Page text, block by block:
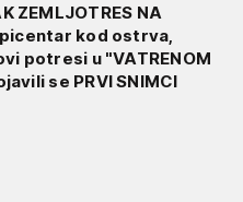
ZEMLJOTRES NA
kod ostrva,
potresi u "VATRENOM
se PRVI SNIMCI